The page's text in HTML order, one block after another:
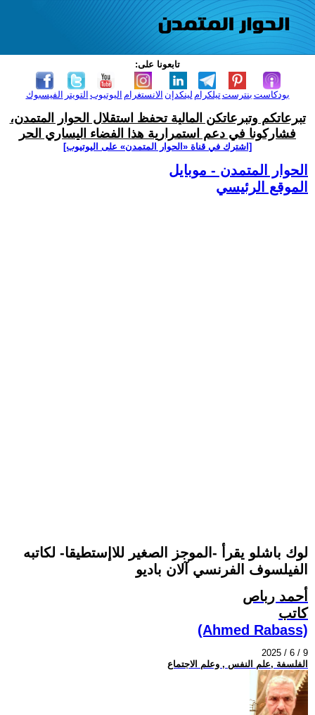
تابعونا على:
الفيسبوك التويتر اليوتيوب الانستغرام لينكدإن تيلكرامبنترست بودكاست
تبرعاتكم وتبرعاتكن المالية تحفظ استقلال الحوار المتمدن،
فشاركونا في دعم استمرارية هذا الفضاء اليساري الحر
[اشترك في قناة ‫«الحوار المتمدن» على اليوتيوب]
الحوار المتمدن - موبايل
الموقع الرئيسي
لوك باشلو يقرأ -الموجز الصغير للاإستطيقا- لكاتبه
الفيلسوف الفرنسي آلان باديو
أحمد رباص
كاتب
(Ahmed Rabass)
2025 / 6 / 9
الفلسفة ,علم النفس , وعلم الاجتماع